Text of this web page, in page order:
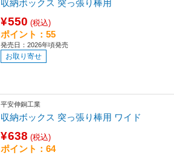
収納ボックス 突っ張り棒用
¥550 (税込)
ポイント：55
発売日：2026年頃発売
お取り寄せ
平安伸銅工業
収納ボックス 突っ張り棒用 ワイド
¥638 (税込)
ポイント：64